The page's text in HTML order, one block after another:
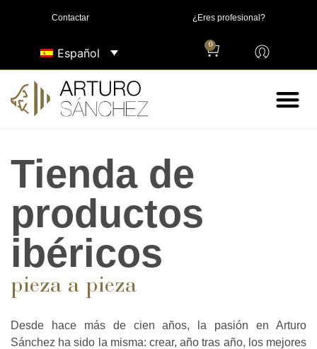
Contactar ¿Eres profesional?
Español
0
Tienda de
productos
ibéricos
pieza a pieza
Desde hace más de cien años, la pasión en Arturo
Sánchez ha sido la misma: crear, año tras año, los mejores